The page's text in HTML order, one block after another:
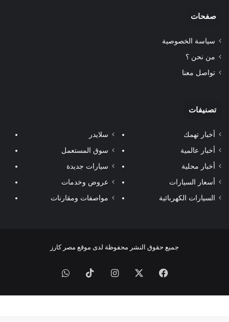
صفحات
سياسة الخصوصية
من نحن ؟
تواصل معنا
تصنيفات
أخبار تهمك
أخبار عالمية
أخبار محلية
أسعار السيارات
السيارات الكهربائية
سلايدر
سوق المستعمل
سيارات جديدة
عروض وخدمات
مواصفات ومقارنات
جميع حقوق النشر محفوظة لدى موقع مصر كارز
فيسبوك انستقرام‫TikTokواتساب